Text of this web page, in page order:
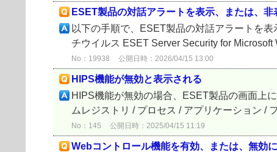
ESET製品の対話アラートを表示、または、非
以下の手順で、ESET製品の対話アラートを
チウイルス ESET Server Security for Microsoft
No：19938 公開日時：2026/04/15 13:00
HIPS機能が無効と表示される
HIPS機能が無効の場合、ESET製品の画面上
ムレジストリ / プロセス / アプリケーション /
No：145 公開日時：2025/04/15 11:19
Webコントロール機能を有効、または、無効